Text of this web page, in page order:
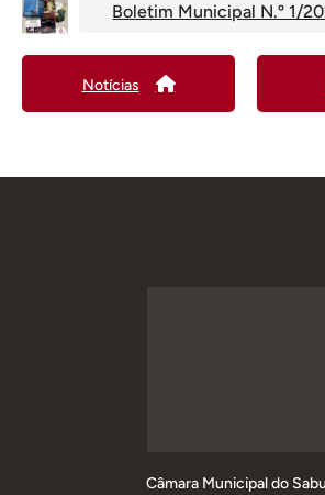
Boletim Municipal N.º 1/
Notícias
Câmara Municipal do